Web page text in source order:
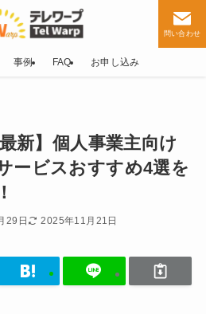
問い合わせ
事例 FAQ お申し込み
最新】個人事業主向け
ービスおすすめ4選を
29日 2025年11月21日